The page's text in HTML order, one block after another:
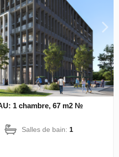
1 chambre, 67 m2 №
Salles de bain:1